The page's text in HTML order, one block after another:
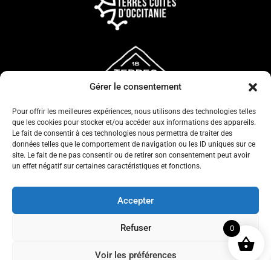
Gérer le consentement
Pour offrir les meilleures expériences, nous utilisons des technologies telles
que les cookies pour stocker et/ou accéder aux informations des appareils.
Le fait de consentir à ces technologies nous permettra de traiter des
données telles que le comportement de navigation ou les ID uniques sur ce
site. Le fait de ne pas consentir ou de retirer son consentement peut avoir
un effet négatif sur certaines caractéristiques et fonctions.
Accepter
Refuser
Voir les préférences
CONFIDENTIALITÉ
MENTIONS LÉGALES
0